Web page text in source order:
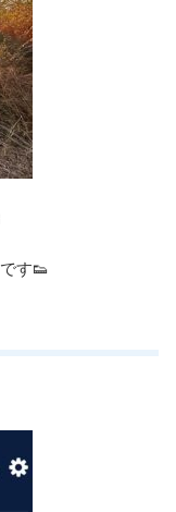
です👟